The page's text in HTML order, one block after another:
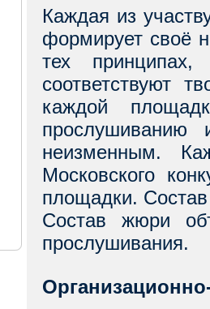
Каждая из
формирует своё
тех
соответствуют
каждой
неизменным.
Московского
площадки.
Состав жюри
прослушивания.